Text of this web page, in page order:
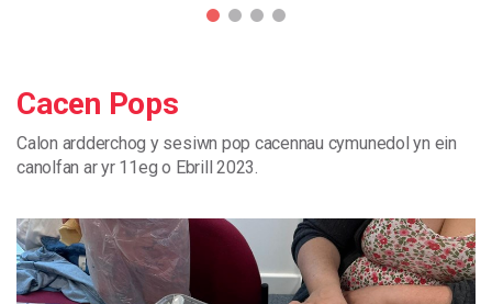
Cacen Pops
Calon ardderchog y sesiwn pop cacennau cymunedol yn ein
canolfan aryr 11eg o Ebrill 2023.